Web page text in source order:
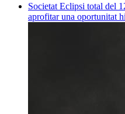
Societat Eclipsi total del
aprofitar una oportunitat